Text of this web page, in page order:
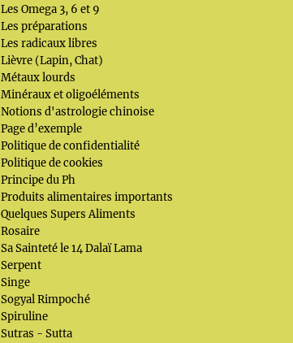
Les Omega 3, 6 et 9
Les préparations
Les radicaux libres
Lièvre (Lapin, Chat)
Métaux lourds
Minéraux et oligoéléments
Notions d'astrologie chinoise
Page d’exemple
Politique de confidentialité
Politique de cookies
Principe du Ph
Produits alimentaires importants
Quelques Supers Aliments
Rosaire
Sa Sainteté le 14 Dalaï Lama
Serpent
Singe
Sogyal Rimpoché
Spiruline
Sutras - Sutta